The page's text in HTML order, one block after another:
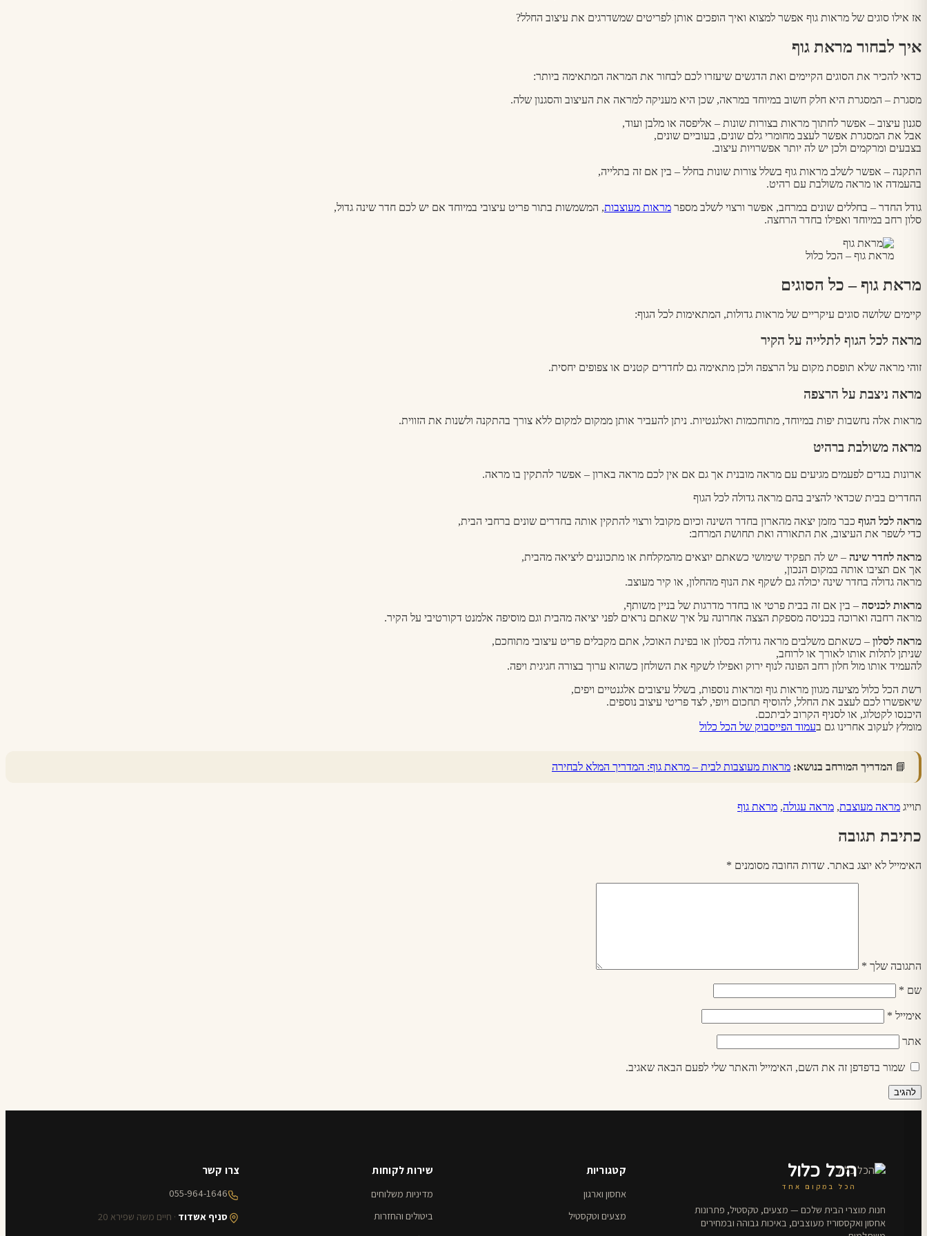
אז אילו סוגים של מראות גוף אפשר למצוא ואיך הופכים אותן לפריטים שמשדרגים את עיצוב החלל?
איך לבחור מראת גוף
כדאי להכיר את הסוגים הקיימים ואת הדגשים שיעזרו לכם לבחור את המראה המתאימה ביותר:
מסגרת – המסגרת היא חלק חשוב במיוחד במראה, שכן היא מעניקה למראה את העיצוב והסגנון שלה.
סגנון עיצוב – אפשר לחתוך מראות בצורות שונות – אליפסה או מלבן ועוד,
אבל את המסגרת אפשר לעצב מחומרי גלם שונים, בעוביים שונים,
בצבעים ומרקמים ולכן יש לה יותר אפשרויות עיצוב.
התקנה – אפשר לשלב מראות גוף בשלל צורות שונות בחלל – בין אם זה בתלייה,
בהעמדה או מראה משולבת עם רהיט.
גודל החדר – בחללים שונים במרחב, אפשר ורצוי לשלב מספר מראות מעוצבות, המשמשות בתור פריט עיצובי במיוחד אם יש לכם חדר שינה גדול,
סלון רחב במיוחד ואפילו בחדר הרחצה.
מראת גוף – הכל כלול
מראת גוף – כל הסוגים
קיימים שלושה סוגים עיקריים של מראות גדולות, המתאימות לכל הגוף:
מראה לכל הגוף לתלייה על הקיר
זוהי מראה שלא תופסת מקום על הרצפה ולכן מתאימה גם לחדרים קטנים או צפופים יחסית.
מראה ניצבת על הרצפה
מראות אלה נחשבות יפות במיוחד, מתוחכמות ואלגנטיות. ניתן להעביר אותן ממקום למקום ללא צורך בהתקנה ולשנות את הזווית.
מראה משולבת ברהיט
ארונות בגדים לפעמים מגיעים עם מראה מובנית אך גם אם אין לכם מראה בארון – אפשר להתקין בו מראה.
החדרים בבית שכדאי להציב בהם מראה גדולה לכל הגוף
מראה לכל הגוף כבר מזמן יצאה מהארון בחדר השינה וכיום מקובל ורצוי להתקין אותה בחדרים שונים ברחבי הבית,
כדי לשפר את העיצוב, את התאורה ואת תחושת המרחב:
מראה לחדר שינה – יש לה תפקיד שימושי כשאתם יוצאים מהמקלחת או מתכוננים ליציאה מהבית,
אך אם תציבו אותה במקום הנכון,
מראה גדולה בחדר שינה יכולה גם לשקף את הנוף מהחלון, או קיר מעוצב.
מראות לכניסה – בין אם זה בבית פרטי או בחדר מדרגות של בניין משותף,
מראה רחבה וארוכה בכניסה מספקת הצצה אחרונה על איך שאתם נראים לפני יציאה מהבית וגם מוסיפה אלמנט דקורטיבי על הקיר.
מראה לסלון – כשאתם משלבים מראה גדולה בסלון או בפינת האוכל, אתם מקבלים פריט עיצובי מתוחכם,
שניתן לתלות אותו לאורך או לרוחב,
להעמיד אותו מול חלון רחב הפונה לנוף ירוק ואפילו לשקף את השולחן כשהוא ערוך בצורה חגיגית ויפה.
רשת הכל כלול מציעה מגוון מראות גוף ומראות נוספות, בשלל עיצובים אלגנטיים ויפים,
שיאפשרו לכם לעצב את החלל, להוסיף תחכום ויופי, לצד פריטי עיצוב נוספים.
היכנסו לקטלוג, או לסניף הקרוב לביתכם.
מומלץ לעקוב אחרינו גם בעמוד הפייסבוק של הכל כלול
📘 המדריך המורחב בנושא: מראות מעוצבות לבית – מראת גוף: המדריך המלא לבחירה
תוייג מראה מעוצבת, מראה עגולה, מראת גוף
כתיבת תגובה
האימייל לא יוצג באתר. שדות החובה מסומנים *
התגובה שלך *
שם *
אימייל *
אתר
שמור בדפדפן זה את השם, האימייל והאתר שלי לפעם הבאה שאגיב.
הכל כלול
הכל במקום אחד
חנות מוצרי הבית שלכם — מצעים, טקסטיל, פתרונות
אחסון ואקססוריז מעוצבים, באיכות גבוהה ובמחירים
קטגוריות
אחסון וארגון
מצעים וטקסטיל
שירות לקוחות
מדיניות משלוחים
ביטולים והחזרות
צרו קשר
055-964-1646
סניף אשדוד · חיים משה שפירא 20